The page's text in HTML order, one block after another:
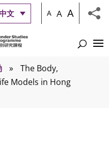
文 A A A
»
The Body,
Models in Hong